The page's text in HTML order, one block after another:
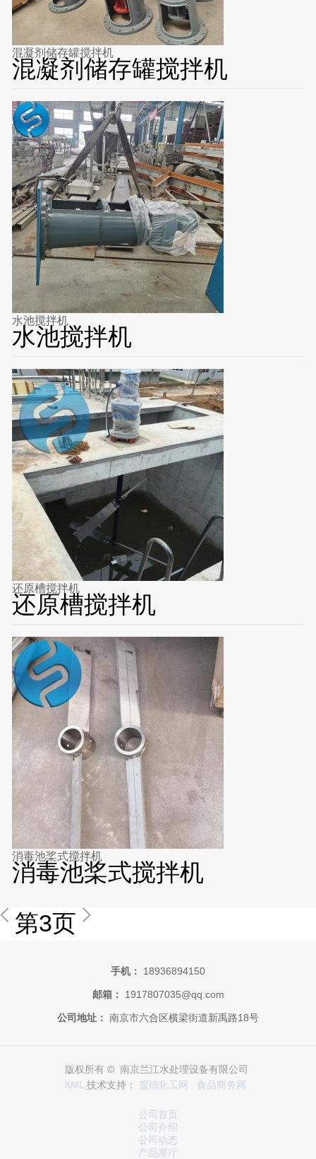
混凝剂储存罐搅拌机
混凝剂储存罐搅拌机
水池搅拌机
水池搅拌机
还原槽搅拌机
还原槽搅拌机
消毒池桨式搅拌机
消毒池桨式搅拌机
第3页
手机： 18936894150
邮箱： 1917807035@qq.com
公司地址： 南京市六合区横梁街道新禹路18号
版权所有 © 南京兰江水处理设备有限公司
XML
技术支持： 盖德化工网 食品商务网
公司首页
公司介绍
公司动态
产品展厅